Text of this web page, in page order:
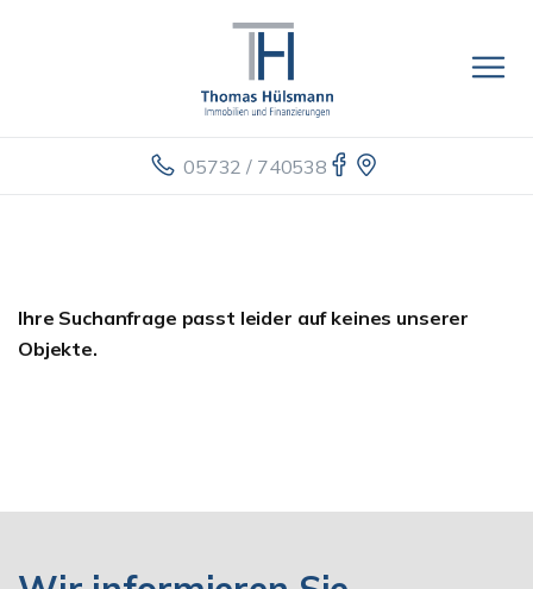
05732 / 740538
Ihre Suchanfrage passt leider auf keines unserer
Objekte.